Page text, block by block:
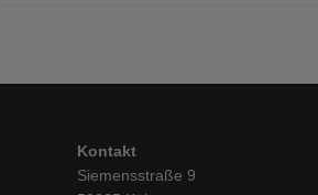
Kontakt
Siemensstraße 9